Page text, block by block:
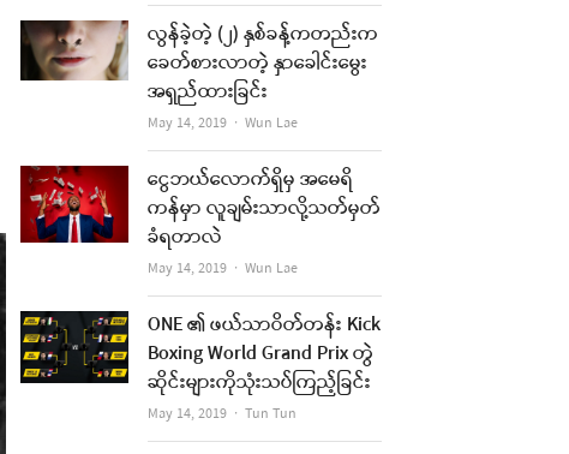
လွန်ခဲ့တဲ့ (၂) နှစ်ခန့်ကတည်းက
ခေတ်စားလာတဲ့ နှာခေါင်းမွေး
အရှည်ထားခြင်း
May 14, 2019 Author
Wun Lae
ငွေဘယ်လောက်ရှိမှ အမေရိ
ကန်မှာ လူချမ်းသာလို့သတ်မှတ်
ခံရတာလဲ
May 14, 2019 Author
Wun Lae
ONE ၏ ဖယ်သာဝိတ်တန်း Kick
Boxing World Grand Prix တွဲ
ဆိုင်းများကိုသုံးသပ်ကြည့်ခြင်း
May 14, 2019 Author
Tun Tun